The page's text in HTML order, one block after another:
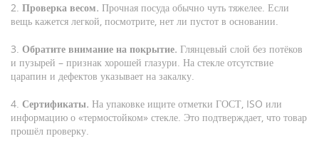
2. Проверка весом. Прочная посуда обычно чуть тяжелее. Если
вещь кажется легкой, посмотрите, нет ли пустот в основании.
3. Обратите внимание на покрытие. Глянцевый слой без потёков
и пузырей – признак хорошей глазури. На стекле отсутствие
царапин и дефектов указывает на закалку.
4. Сертификаты. На упаковке ищите отметки ГОСТ, ISO или
информацию о «термостойком» стекле. Это подтверждает, что товар
прошёл проверку.